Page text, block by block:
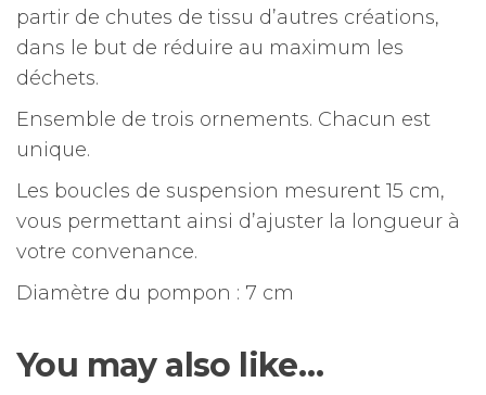
partir de chutes de tissu d’autres créations,
dans le but de réduire au maximum les
déchets.
Ensemble de trois ornements. Chacun est
unique.
Les boucles de suspension mesurent 15 cm,
vous permettant ainsi d’ajuster la longueur à
votre convenance.
Diamètre du pompon : 7 cm
You may also like…